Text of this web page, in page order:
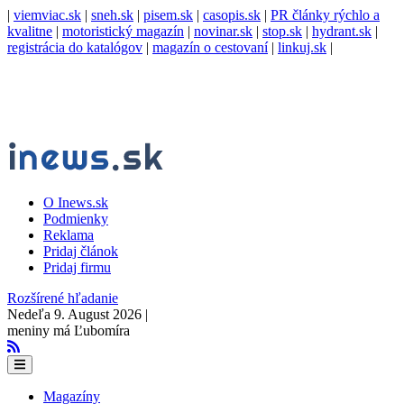
| viemviac.sk | sneh.sk | pisem.sk | casopis.sk | PR články rýchlo a
kvalitne | motoristický magazín | novinar.sk | stop.sk | hydrant.sk |
registrácia do katalógov | magazín o cestovaní| linkuj.sk |
O Inews.sk
Podmienky
Reklama
Pridaj článok
Pridaj firmu
Rozšírené hľadanie
Nedeľa 9. August 2026 |
meniny má Ľubomíra
Magazíny